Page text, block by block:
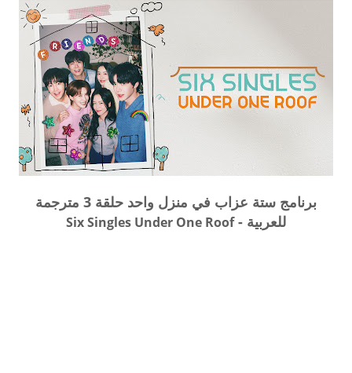
برنامج ستة عزاب في منزل واحد حلقة 3 مترجمة
للعربية -Six Singles Under One Roof